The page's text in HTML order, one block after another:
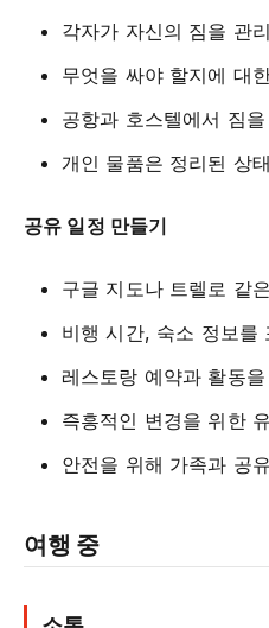
각자가 자신의 짐을 관
무엇을 싸야 할지에 대
공항과 호스텔에서 짐
개인 물품은 정리된 상
공유 일정 만들기
구글 지도나 트렐로 같
비행 시간, 숙소 정보를
레스토랑 예약과 활동
즉흥적인 변경을 위한
안전을 위해 가족과 공
여행 중